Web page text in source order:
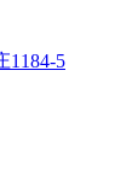
1184-5